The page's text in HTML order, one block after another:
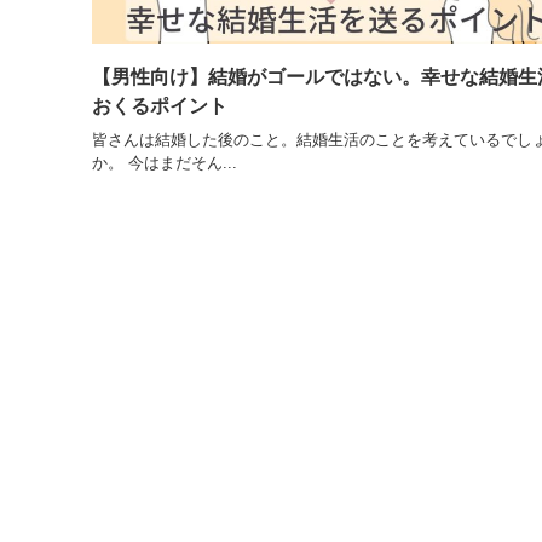
【男性向け】結婚がゴールではない。幸せな結婚生
おくるポイント
皆さんは結婚した後のこと。結婚生活のことを考えているでし
か。 今はまだそん...